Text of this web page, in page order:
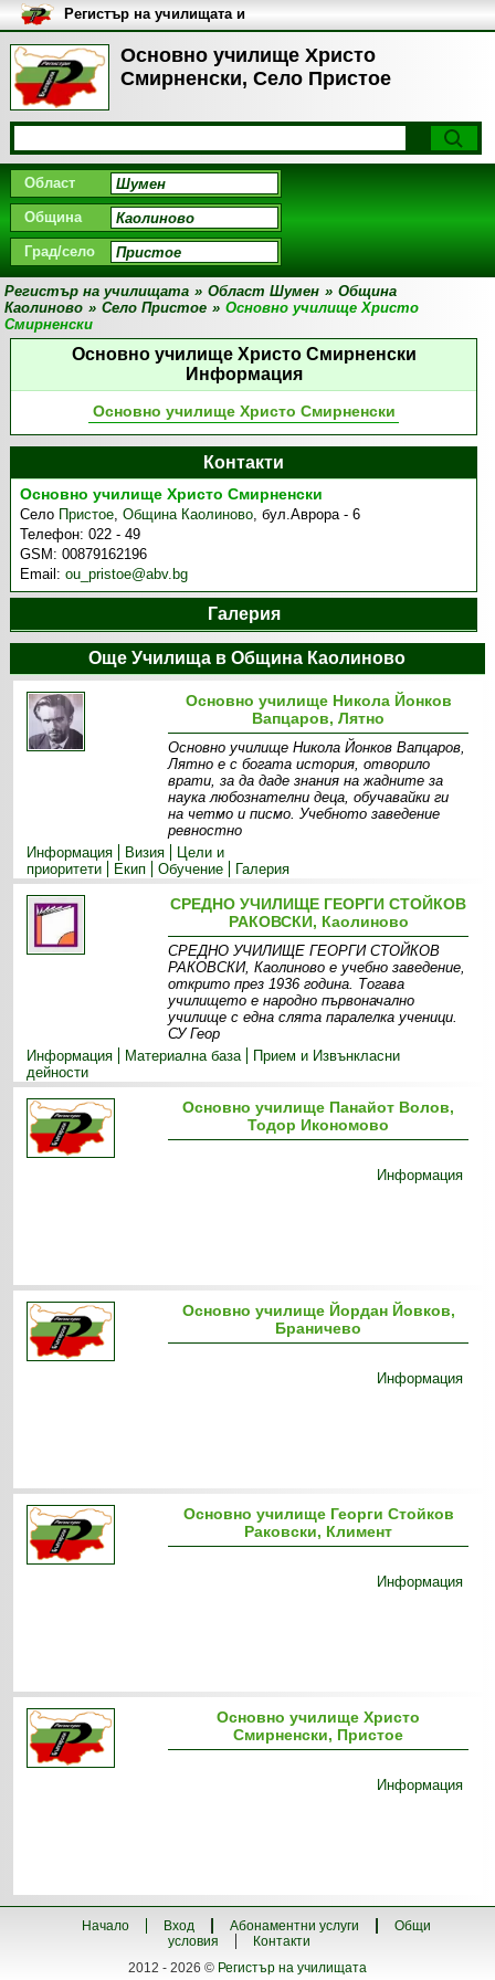
Основно училище Христо
Смирненски, Село Пристое
Регистър на училищата и
университетите в България
Област
Община
Град/село
Регистър на училищата » Област Шумен » Община
Каолиново » Село Пристое » Основно училище Христо
Смирненски
Основно училище Христо Смирненски
Информация
Основно училище Христо Смирненски
Контакти
Основно училище Христо Смирненски
Село Пристое,Община Каолиново,бул.Аврора - 6
Телефон:022 - 49
GSM:00879162196
Email:ou_pristoe@abv.bg
Галерия
Още Училища в Община Каолиново
Основно училище Никола Йонков
Вапцаров, Лятно
Основно училище Никола Йонков Вапцаров,
Лятно е с богата история, отворило
врати, за да даде знания на жадните за
наука любознателни деца, обучавайки ги
на четмо и писмо. Учебното заведение
ревностно
Информация
Визия
Цели и
приоритети
Екип Обучение Галерия
СРЕДНО УЧИЛИЩЕ ГЕОРГИ СТОЙКОВ
РАКОВСКИ, Каолиново
СРЕДНО УЧИЛИЩЕ ГЕОРГИ СТОЙКОВ
РАКОВСКИ, Каолиново е учебно заведение,
открито през 1936 година. Тогава
училището е народно първоначално
училище с една слята паралелка ученици.
СУ Геор
Информация
Материална база
Прием и Извънкласни
дейности
Основно училище Панайот Волов,
Тодор Икономово
Информация
Основно училище Йордан Йовков,
Браничево
Информация
Основно училище Георги Стойков
Раковски, Климент
Информация
Основно училище Христо
Смирненски, Пристое
Информация
Начало Вход Абонаментни услуги
Общи
условия
Контакти
2012 - 2026 © Регистър на училищата